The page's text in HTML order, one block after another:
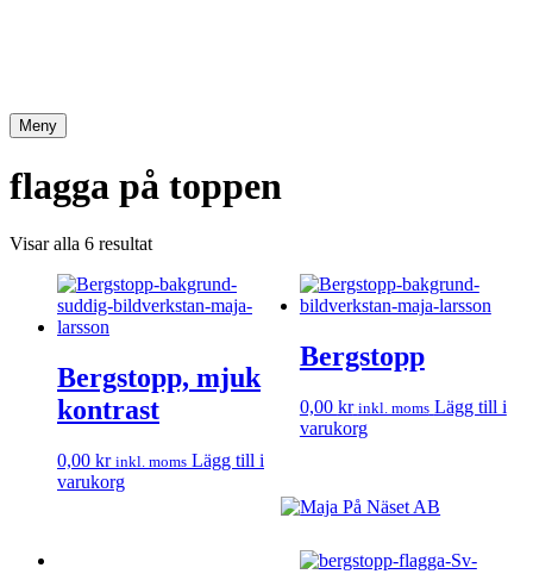
Meny
flagga på toppen
Visar alla 6 resultat
Bergstopp, mjuk
kontrast
0,00 kr inkl. moms Lägg till i
varukorg
Bergstopp
0,00 kr inkl. moms Lägg till i
varukorg